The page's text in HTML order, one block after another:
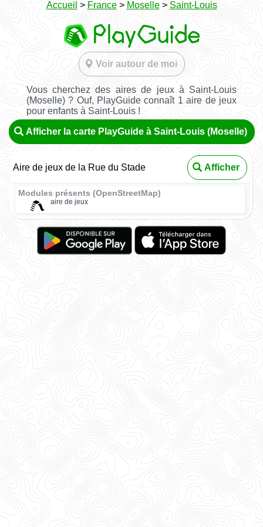
Accueil > France> Moselle> Saint-Louis
Voir autour de moi
Vous cherchez des aires de jeux à Saint-Louis
(Moselle) ? Ouf, PlayGuide connaît 1 aire de jeux
pour enfants à Saint-Louis !
Afficher la carte PlayGuide à Saint-Louis (Moselle)
Aire de jeux de la Rue du Stade Afficher
Modules présents (OpenStreetMap)
aire de jeux